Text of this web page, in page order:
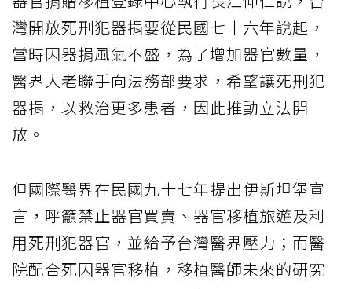
灣開放死刑犯器捐要從民國七十六年說起，
當時因器捐風氣不盛，為了增加器官數量，
醫界大老聯手向法務部要求，希望讓死刑犯
器捐，以救治更多患者，因此推動立法開
放。
但國際醫界在民國九十七年提出伊斯坦堡宣
言，呼籲禁止器官買賣、器官移植旅遊及利
用死刑犯器官，並給予台灣醫界壓力；而醫
院配合死囚器官移植，移植醫師未來的研究